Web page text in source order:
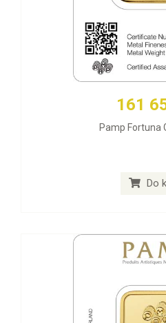
161
Pamp Fortuna
Do